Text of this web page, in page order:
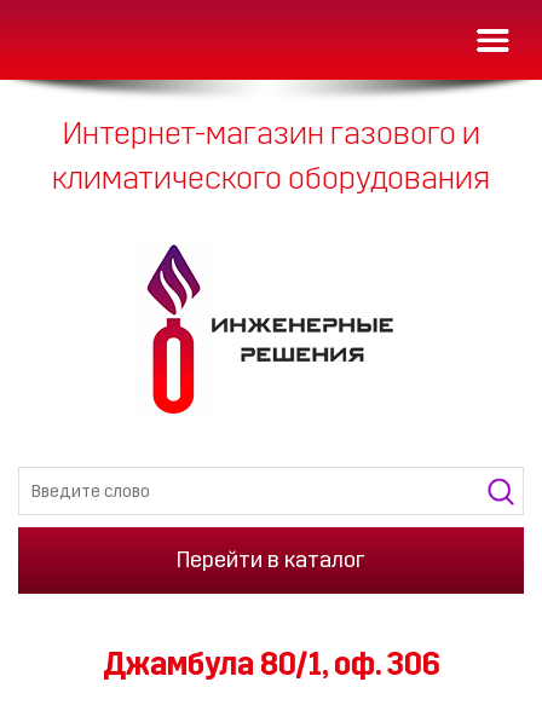
Интернет-магазин газового и
климатического оборудования
Перейти в каталог
Джамбула 80/1,оф. 306